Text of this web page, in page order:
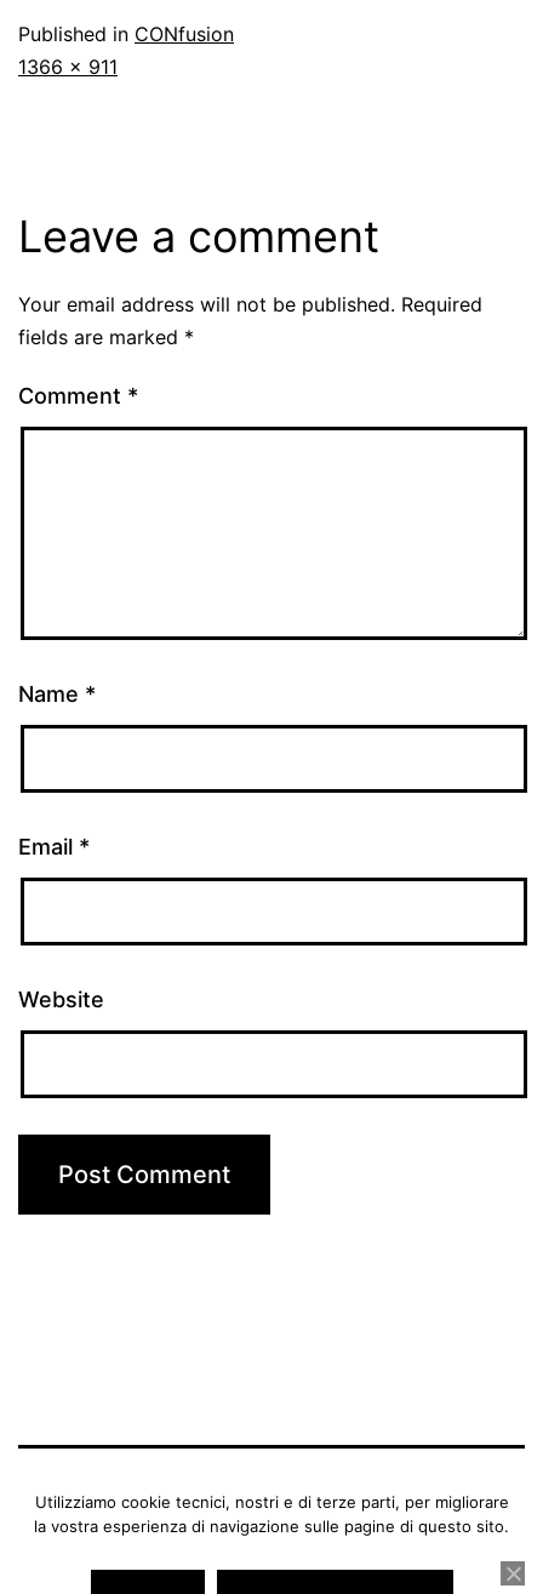
Published in CONfusion
Full
1366 × 911
Leave a comment
Your email address will not be published. Required
fields are marked *
Comment *
Name *
Email *
Website
BENEDETTA MANFRIANI
Proudly powered byWordPress.
Utilizziamo cookie tecnici, nostri e di terze parti, per migliorare
la vostra esperienza di navigazione sulle pagine di questo sito.